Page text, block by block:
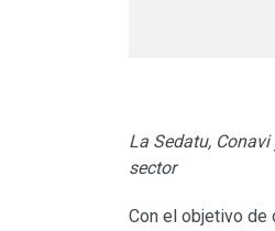
La Sedatu,
sector
Con el objetivo de